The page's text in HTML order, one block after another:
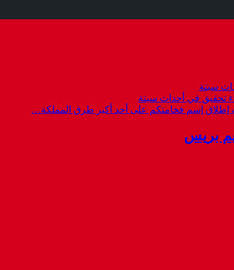
سبتة
تحقيق في أحداث سبتة
إطلاق إسم فخامتكم على أحد أكبر طرق المملكة…
بريس